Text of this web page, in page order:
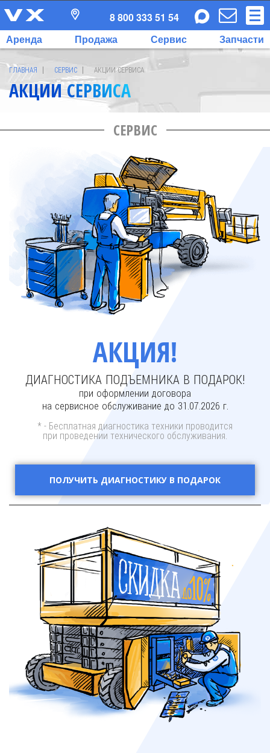
Аренда Продажа Сервис Запчасти
8 800 333 51 54
ГЛАВНАЯ СЕРВИС АКЦИИ СЕРВИСА
АКЦИИ СЕРВИСА
СЕРВИС
АКЦИЯ!
ДИАГНОСТИКА ПОДЪЕМНИКА В ПОДАРОК!
при оформлении договора
на сервисное обслуживание до 31.07.2026 г.
* - Бесплатная диагностика техники проводится
при проведении технического обслуживания.
ПОЛУЧИТЬ ДИАГНОСТИКУ В ПОДАРОК